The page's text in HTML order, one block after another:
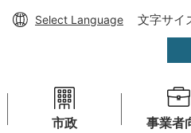
Select Language 文字サイ
市政 事業者